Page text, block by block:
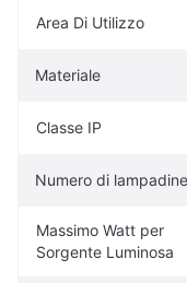
Area Di Utilizzo
Materiale
Classe IP
Numero di lampadine
Massimo Watt per
Sorgente Luminosa